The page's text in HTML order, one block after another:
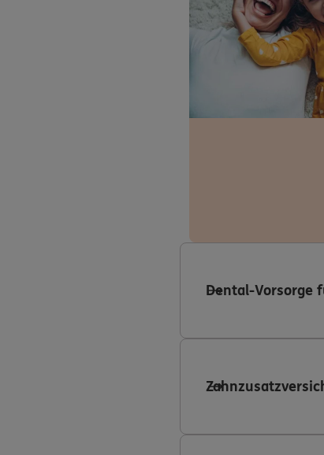
Dental-Vorsorge